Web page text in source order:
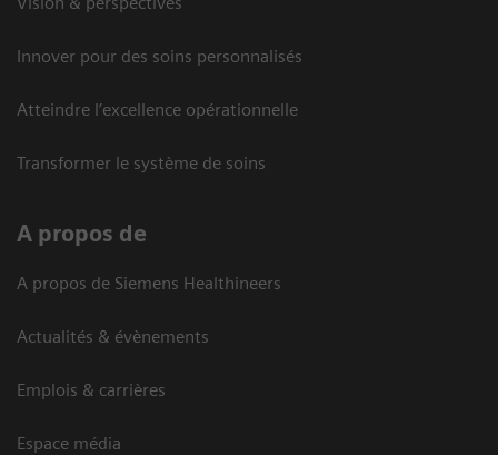
Innover pour des soins personnalisés
Atteindre l’excellence opérationnelle
Transformer le système de soins
A propos de
A propos de Siemens Healthineers
Actualités & évènements
Emplois & carrières
Espace média